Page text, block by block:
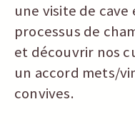
une visite de
processus de
et découvrir nos
un accord mets/
convives.